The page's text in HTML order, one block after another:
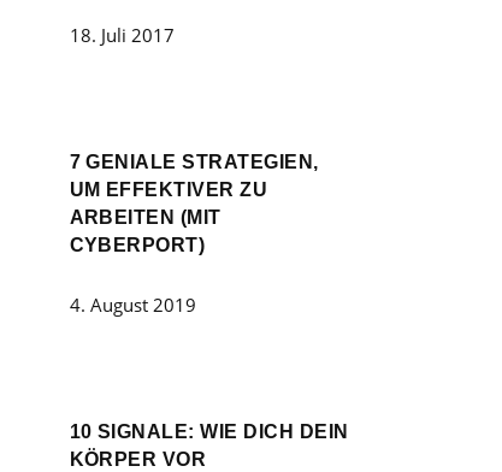
18. Juli 2017
7 GENIALE STRATEGIEN,
UM EFFEKTIVER ZU
ARBEITEN (MIT
CYBERPORT)
4. August 2019
10 SIGNALE: WIE DICH DEIN
KÖRPER VOR